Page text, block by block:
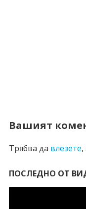
Вашият
Трябва да влезете
ПОСЛЕДНО ОТ